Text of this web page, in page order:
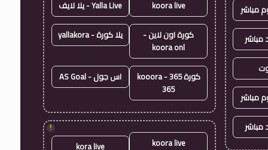
مباشر
مباشر
مباشر
مباشر
koora live Yalla Live - يلا لايف
كورة اون لاين -
koora onl
يلا كورة - yallakora
كورة 365 - kooora
365
اس جول - AS Goal
!
koora live
kora live